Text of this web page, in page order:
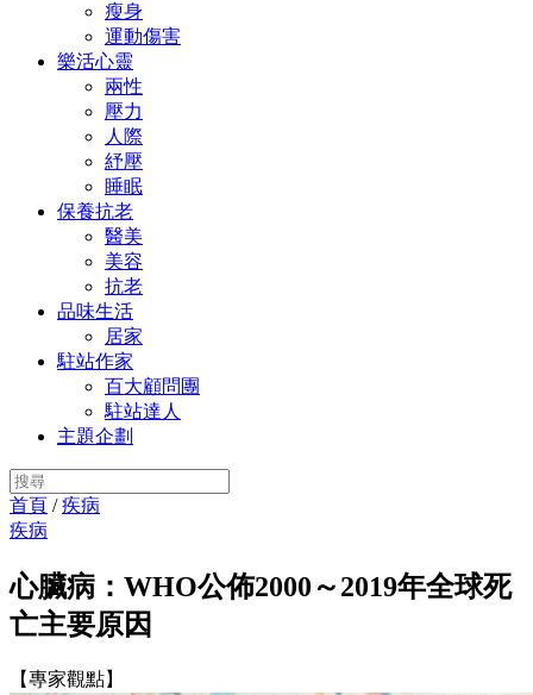
瘦身
運動傷害
樂活心靈
兩性
壓力
人際
紓壓
睡眠
保養抗老
醫美
美容
抗老
品味生活
居家
駐站作家
百大顧問團
駐站達人
主題企劃
首頁 /疾病
疾病
心臟病：WHO公佈2000～2019年全球死
亡主要原因
【專家觀點】